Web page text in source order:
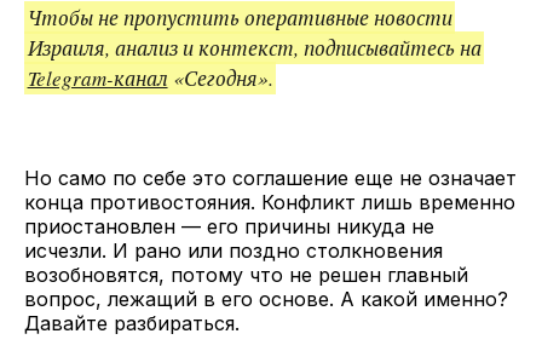
Чтобы не пропустить оперативные новости
Израиля, анализ и контекст, подписывайтесь на
Telegram-канал «Сегодня».
Но само по себе это соглашение еще не означает
конца противостояния. Конфликт лишь временно
приостановлен — его причины никуда не
исчезли. И рано или поздно столкновения
возобновятся, потому что не решен главный
вопрос, лежащий в его основе. А какой именно?
Давайте разбираться.